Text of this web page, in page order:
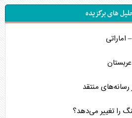
های برگزیده
منتقد
را تغییر می‌دهد؟